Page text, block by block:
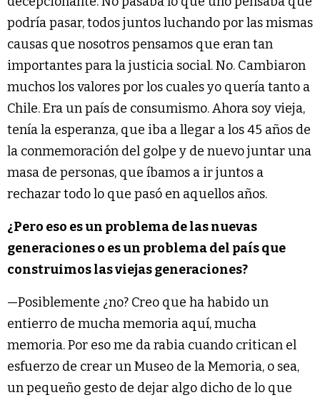
podría pasar, todos juntos luchando por las mismas
causas que nosotros pensamos que eran tan
importantes para la justicia social. No. Cambiaron
muchos los valores por los cuales yo quería tanto a
Chile. Era un país de consumismo. Ahora soy vieja,
tenía la esperanza, que iba a llegar a los 45 años de
la conmemoración del golpe y de nuevo juntar una
masa de personas, que íbamos a ir juntos a
rechazar todo lo que pasó en aquellos años.
¿Pero eso es un problema de las nuevas
generaciones o es un problema del país que
construimos las viejas generaciones?
—Posiblemente ¿no? Creo que ha habido un
entierro de mucha memoria aquí, mucha
memoria. Por eso me da rabia cuando critican el
esfuerzo de crear un Museo de la Memoria, o sea,
un pequeño gesto de dejar algo dicho de lo que